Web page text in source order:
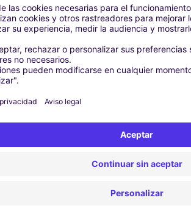
Ver oferta
Asistencia 24/7